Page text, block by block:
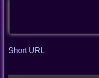
Short URL